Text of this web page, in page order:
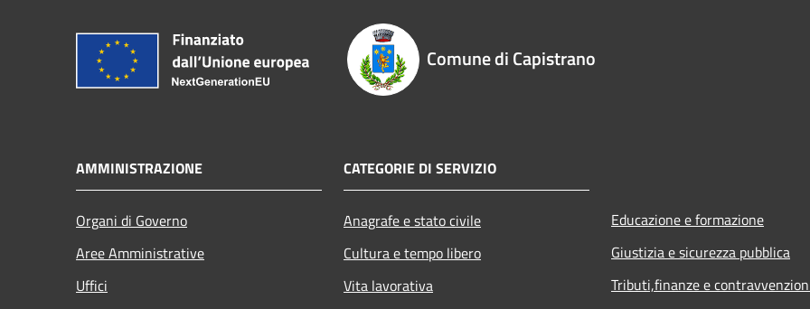
Comune di Capistrano
AMMINISTRAZIONE
Organi di Governo
Aree Amministrative
Uffici
CATEGORIE DI SERVIZIO
Anagrafe e stato civile
Cultura e tempo libero
Vita lavorativa
Educazione e formazione
Giustizia e sicurezza pubblica
Tributi,finanze e